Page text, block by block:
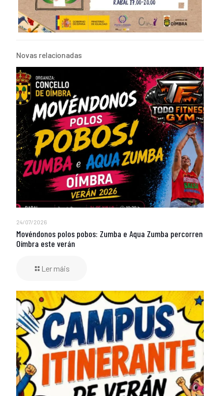
Novas relacionadas
24/07/2026
Movéndonos polos pobos: Zumba e Aqua Zumba percorren
Oímbra este verán
Ler máis